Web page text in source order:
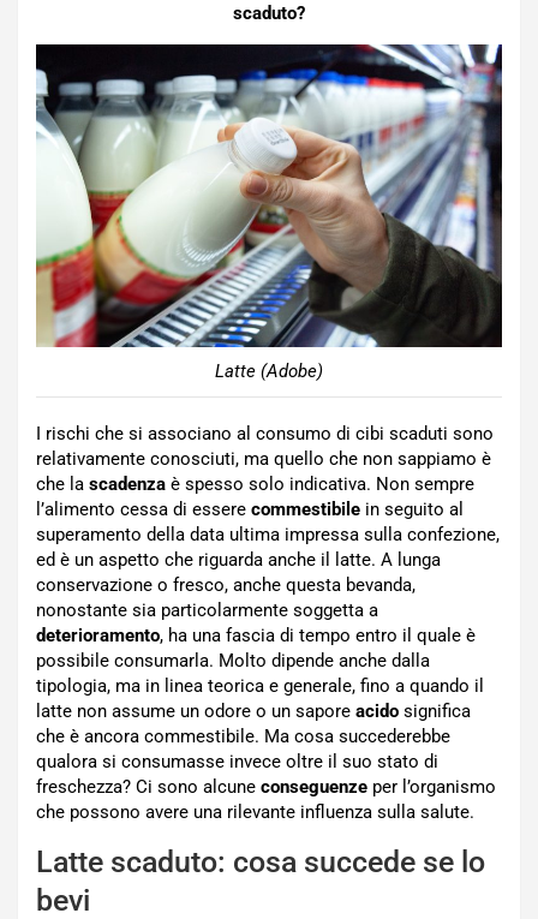
scaduto?
Latte (Adobe)
I rischi che si associano al consumo di cibi scaduti sono
relativamente conosciuti, ma quello che non sappiamo è
che la scadenza è spesso solo indicativa. Non sempre
l’alimento cessa di essere commestibile in seguito al
superamento della data ultima impressa sulla confezione,
ed è un aspetto che riguarda anche il latte. A lunga
conservazione o fresco, anche questa bevanda,
nonostante sia particolarmente soggetta a
deterioramento, ha una fascia di tempo entro il quale è
possibile consumarla. Molto dipende anche dalla
tipologia, ma in linea teorica e generale, fino a quando il
latte non assume un odore o un sapore acido significa
che è ancora commestibile. Ma cosa succederebbe
qualora si consumasse invece oltre il suo stato di
freschezza? Ci sono alcune conseguenze per l’organismo
che possono avere una rilevante influenza sulla salute.
Latte scaduto: cosa succede se lo
bevi